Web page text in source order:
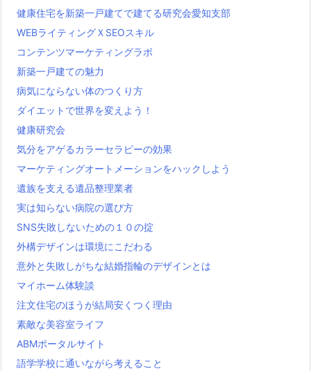
健康住宅を新築一戸建てで建てる研究会愛知支部
WEBライティングＸSEOスキル
コンテンツマーケティングラボ
新築一戸建ての魅力
病気にならない体のつくり方
ダイエットで世界を変えよう！
健康研究会
気分をアゲるカラーセラピーの効果
マーケティングオートメーションをハックしよう
遺族を支える遺品整理業者
実は知らない病院の選び方
SNS失敗しないための１０の掟
外構デザインは環境にこだわる
意外と失敗しがちな結婚指輪のデザインとは
マイホーム体験談
注文住宅のほうが結局安くつく理由
素敵な美容室ライフ
ABMポータルサイト
語学学校に通いながら考えること